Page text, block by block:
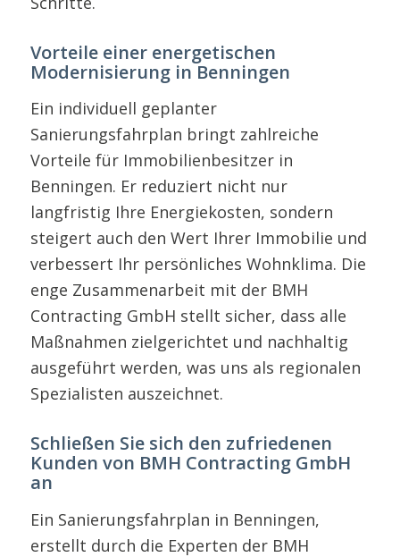
Vorteile einer energetischen
Modernisierung in Benningen
Ein individuell geplanter
Sanierungsfahrplan bringt zahlreiche
Vorteile für Immobilienbesitzer in
Benningen. Er reduziert nicht nur
langfristig Ihre Energiekosten, sondern
steigert auch den Wert Ihrer Immobilie und
verbessert Ihr persönliches Wohnklima. Die
enge Zusammenarbeit mit der BMH
Contracting GmbH stellt sicher, dass alle
Maßnahmen zielgerichtet und nachhaltig
ausgeführt werden, was uns als regionalen
Spezialisten auszeichnet.
Schließen Sie sich den zufriedenen
Kunden von BMH Contracting GmbH
an
Ein Sanierungsfahrplan in Benningen,
erstellt durch die Experten der BMH